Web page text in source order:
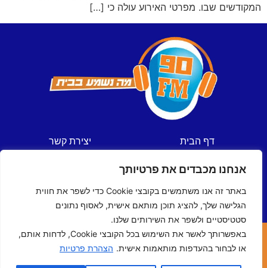
אנחנו מכבדים את פרטיותך
באתר זה אנו משתמשים בקובצי Cookie כדי לשפר את חווית
הגלישה שלך, להציג תוכן מותאם אישית, לאסוף נתונים
סטטיסטיים ולשפר את השירותים שלנו.
באפשרותך לאשר את השימוש בכל הקובצי Cookie, לדחות אותם,
או לבחור בהעדפות מותאמות אישית. הצהרת פרטיות
המקודשים שבו. מפרטי האירוע עולה כי […]
דף הבית
ספורט
תכניות
לוח שידורים
יצירת קשר
הצהרת נגישות
כל הזכויות שמורות © ל- 90FM